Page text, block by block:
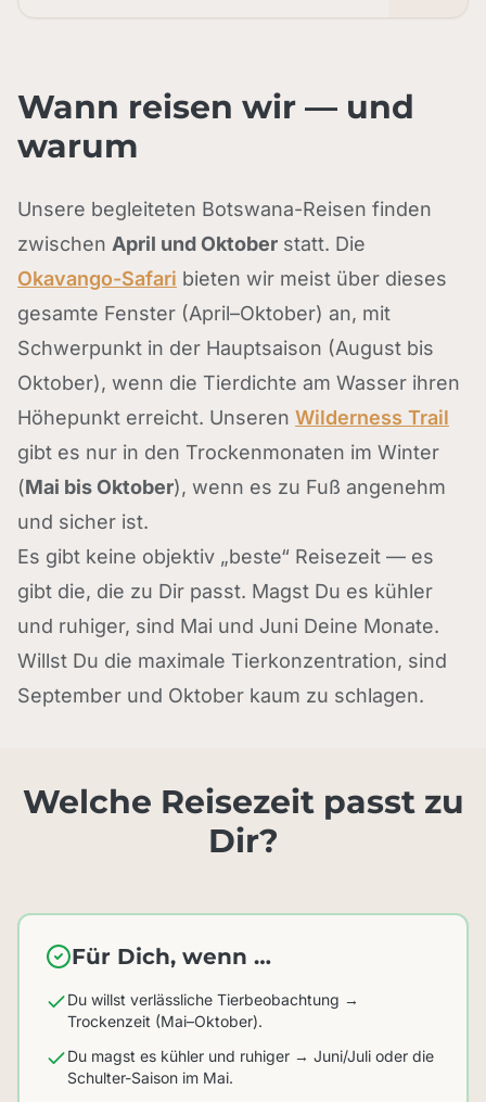
Wann reisen wir — und
warum
Unsere begleiteten Botswana-Reisen finden
zwischen April und Oktober statt. Die
Okavango-Safari bieten wir meist über dieses
gesamte Fenster (April–Oktober) an, mit
Schwerpunkt in der Hauptsaison (August bis
Oktober), wenn die Tierdichte am Wasser ihren
Höhepunkt erreicht. Unseren Wilderness Trail
gibt es nur in den Trockenmonaten im Winter
(Mai bis Oktober), wenn es zu Fuß angenehm
und sicher ist.
Es gibt keine objektiv „beste“ Reisezeit — es
gibt die, die zu Dir passt. Magst Du es kühler
und ruhiger, sind Mai und Juni Deine Monate.
Willst Du die maximale Tierkonzentration, sind
September und Oktober kaum zu schlagen.
Welche Reisezeit passt zu
Dir?
Für Dich, wenn …
Du willst verlässliche Tierbeobachtung →
Trockenzeit (Mai–Oktober).
Du magst es kühler und ruhiger → Juni/Juli oder die
Schulter-Saison im Mai.